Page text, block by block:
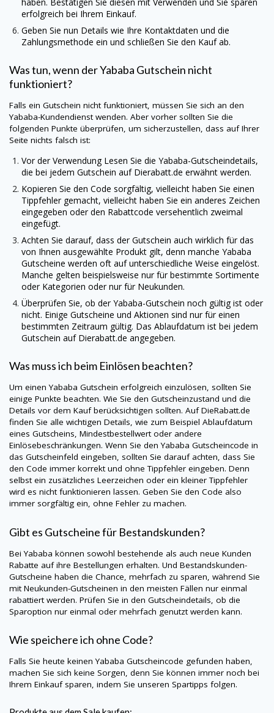
erfolgreich bei Ihrem Einkauf.
Geben Sie nun Details wie Ihre Kontaktdaten und die
Zahlungsmethode ein und schließen Sie den Kauf ab.
Was tun, wenn der Yababa Gutschein nicht
funktioniert?
Falls ein Gutschein nicht funktioniert, müssen Sie sich an den
Yababa-Kundendienst wenden. Aber vorher sollten Sie die
folgenden Punkte überprüfen, um sicherzustellen, dass auf Ihrer
Seite nichts falsch ist:
Vor der Verwendung Lesen Sie die Yababa-Gutscheindetails,
die bei jedem Gutschein auf Dierabatt.de erwähnt werden.
Kopieren Sie den Code sorgfältig, vielleicht haben Sie einen
Tippfehler gemacht, vielleicht haben Sie ein anderes Zeichen
eingegeben oder den Rabattcode versehentlich zweimal
eingefügt.
Achten Sie darauf, dass der Gutschein auch wirklich für das
von Ihnen ausgewählte Produkt gilt, denn manche Yababa
Gutscheine werden oft auf unterschiedliche Weise eingelöst.
Manche gelten beispielsweise nur für bestimmte Sortimente
oder Kategorien oder nur für Neukunden.
Überprüfen Sie, ob der Yababa-Gutschein noch gültig ist oder
nicht. Einige Gutscheine und Aktionen sind nur für einen
bestimmten Zeitraum gültig. Das Ablaufdatum ist bei jedem
Gutschein auf Dierabatt.de angegeben.
Was muss ich beim Einlösen beachten?
Um einen Yababa Gutschein erfolgreich einzulösen, sollten Sie
einige Punkte beachten. Wie Sie den Gutscheinzustand und die
Details vor dem Kauf berücksichtigen sollten. AufDieRabatt.de
finden Sie alle wichtigen Details, wie zum Beispiel Ablaufdatum
eines Gutscheins, Mindestbestellwert oder andere
Einlösebeschränkungen. Wenn Sie den Yababa Gutscheincode in
das Gutscheinfeld eingeben, sollten Sie darauf achten, dass Sie
den Code immer korrekt und ohne Tippfehler eingeben. Denn
selbst ein zusätzliches Leerzeichen oder ein kleiner Tippfehler
wird es nicht funktionieren lassen. Geben Sie den Code also
immer sorgfältig ein, ohne Fehler zu machen.
Gibt es Gutscheine für Bestandskunden?
Bei Yababa können sowohl bestehende als auch neue Kunden
Rabatte auf ihre Bestellungen erhalten. Und Bestandskunden-
Gutscheine haben die Chance, mehrfach zu sparen, während Sie
mit Neukunden-Gutscheinen in den meisten Fällen nur einmal
rabattiert werden. Prüfen Sie in den Gutscheindetails, ob die
Sparoption nur einmal oder mehrfach genutzt werden kann.
Wie speichere ich ohne Code?
Falls Sie heute keinen Yababa Gutscheincode gefunden haben,
machen Sie sich keine Sorgen, denn Sie können immer noch bei
Ihrem Einkauf sparen, indem Sie unseren Spartipps folgen.